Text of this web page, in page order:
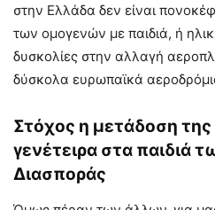
στην Ελλάδα δεν είναι
των ομογενών με παιδιά, ή
δυσκολίες στην αλλαγή
δύσκολα ευρωπαϊκά
Στόχος η μετάδοση της
γενέτειρα στα παιδιά
Διασποράς